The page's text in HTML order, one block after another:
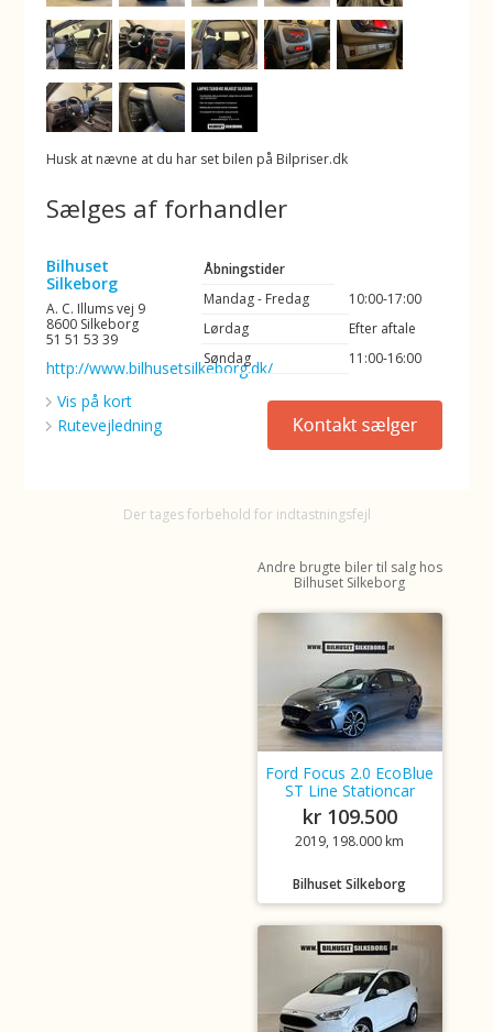
Husk at nævne at du har set bilen på Bilpriser.dk
Sælges af forhandler
Bilhuset
Silkeborg
A. C. Illums vej 9
8600 Silkeborg
51 51 53 39
http://www.bilhusetsilkeborg.dk/
Vis på kort
Rutevejledning
Åbningstider
Mandag - Fredag
10:00-17:00
Lørdag
Efter aftale
Søndag
11:00-16:00
Der tages forbehold for indtastningsfejl
Andre brugte biler til salg hos
Bilhuset Silkeborg
Ford Focus 2.0 EcoBlue
ST Line Stationcar
kr 109.500
2019, 198.000 km
Bilhuset Silkeborg